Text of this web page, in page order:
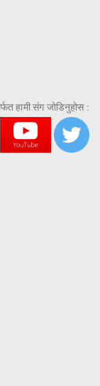
हामी संग जोडिनुहोस :